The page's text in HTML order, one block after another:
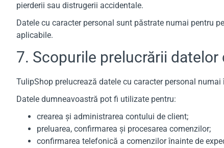
pierderii sau distrugerii accidentale.
Datele cu caracter personal sunt păstrate numai pentru
aplicabile.
7. Scopurile prelucrării datelor
TulipShop prelucrează datele cu caracter personal
Datele dumneavoastră pot fi utilizate pentru:
crearea și administrarea contului de client;
preluarea, confirmarea și procesarea comenzilor;
confirmarea telefonică a comenzilor înainte de